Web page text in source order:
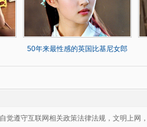
50年来最性感的英国比基尼女郎
觉遵守互联网相关政策法律法规，文明上网